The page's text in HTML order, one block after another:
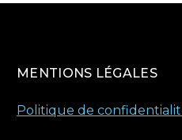
MENTIONS LÉGALES
Politique de